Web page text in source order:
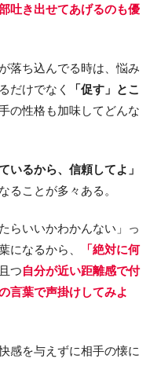
吐き出せてあげるのも優
落ち込んでる時は、悩み
だけでなく
「促す」とこ
の性格も加味してどんな
いるから、信頼してよ」
ることが多々ある。
らいいかわかんない」っ
になるから、
「絶対に何
つ自分が近い距離感で付
言葉で声掛けしてみよ
感を与えずに相手の懐に